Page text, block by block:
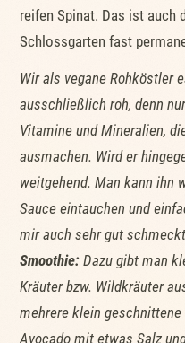
reifen Spinat. Das ist auch
Schlossgarten fast
Wir als vegane Rohköstler
ausschließlich roh, denn
Vitamine und Mineralien,
ausmachen. Wird er
weitgehend. Man kann ihn
Sauce eintauchen und
mir auch sehr gut
Smoothie: Dazu gibt man
Kräuter bzw. Wildkräuter
mehrere klein
Avocado mit etwas Salz